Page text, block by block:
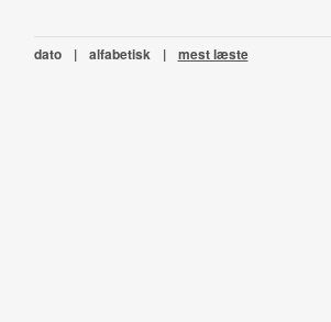
dato | alfabetisk | mest læste